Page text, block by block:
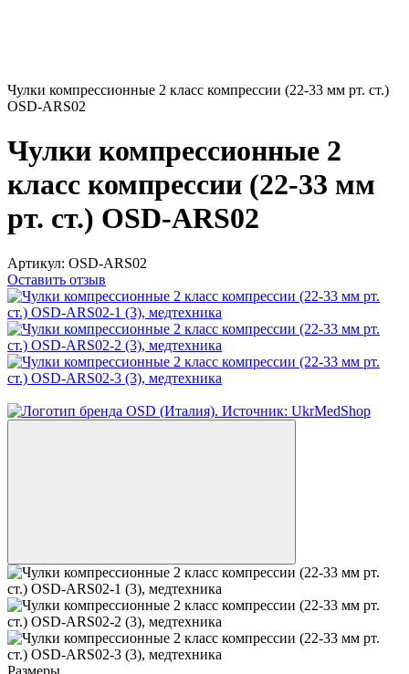
Чулки компрессионные 2 класс компрессии (22-33 мм рт. ст.)
OSD-ARS02
Чулки компрессионные 2
класс компрессии (22-33 мм
рт. ст.) OSD-ARS02
Артикул: OSD-ARS02
Оставить отзыв
Размеры